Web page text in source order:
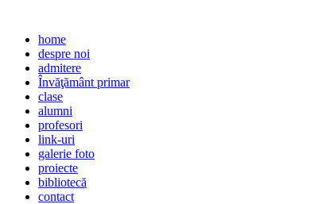
home
despre noi
admitere
Învăţământ primar
clase
alumni
profesori
link-uri
galerie foto
proiecte
bibliotecă
contact